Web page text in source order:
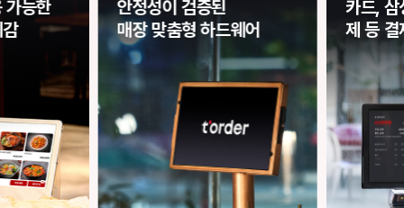
능한
안정성이 검증된
매장 맞춤형 하드웨어
카드, 삼
제 등결